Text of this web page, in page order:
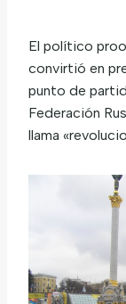
El político
convirtió en
punto de
Federación
llama